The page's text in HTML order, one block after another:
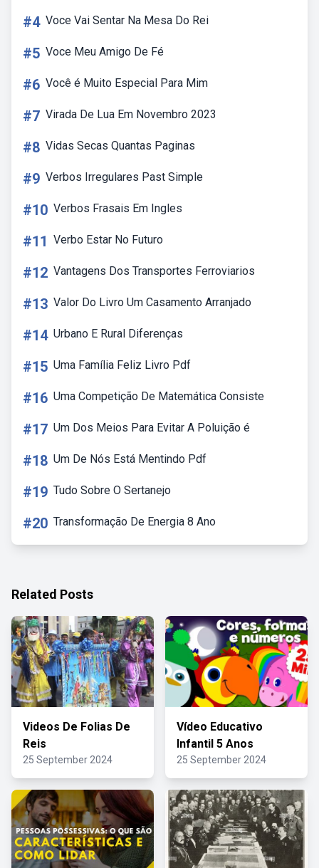
#4 Voce Vai Sentar Na Mesa Do Rei
#5 Voce Meu Amigo De Fé
#6 Você é Muito Especial Para Mim
#7 Virada De Lua Em Novembro 2023
#8 Vidas Secas Quantas Paginas
#9 Verbos Irregulares Past Simple
#10 Verbos Frasais Em Ingles
#11 Verbo Estar No Futuro
#12 Vantagens Dos Transportes Ferroviarios
#13 Valor Do Livro Um Casamento Arranjado
#14 Urbano E Rural Diferenças
#15 Uma Família Feliz Livro Pdf
#16 Uma Competição De Matemática Consiste
#17 Um Dos Meios Para Evitar A Poluição é
#18 Um De Nós Está Mentindo Pdf
#19 Tudo Sobre O Sertanejo
#20 Transformação De Energia 8 Ano
Related Posts
Videos De Folias De
Reis
25 September 2024
Vídeo Educativo
Infantil 5 Anos
25 September 2024